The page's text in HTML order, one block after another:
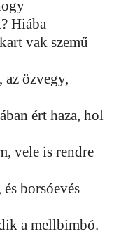
Hiába
vak szemű
az özvegy,
ért haza, hol
vele is rendre
borsóevés
a mellbimbó.